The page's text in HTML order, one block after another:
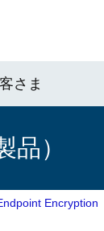
さま
）
Encryption